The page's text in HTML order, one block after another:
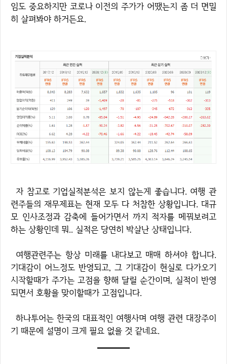
임도 중요하지만 코로나 이전의 주가가 어땠는지 좀 더 면밀
히 살펴봐야 하거든요.
자 참고로 기업실적분석은 보지 않는게 좋습니다. 여행 관
련주들의 재무제표는 현재 모두 다 처참한 상황입니다. 대규
모 인사조정과 감축에 들어가면서 까지 적자를 메꿔보려고
하는 상황인데 뭐.. 실적은 당연히 박살난 상태입니다.
여행관련주는 항상 미래를 내다보고 매매 하셔야 합니다.
기대감이 어느정도 반영되고, 그 기대감이 현실로 다가오기
시작할때가 주가는 고점을 향해 달릴 순간이며, 실적이 반영
되면서 호황을 맞이할때가 고점입니다.
하나투어는 한국의 대표적인 여행사며 여행 관련 대장주이
기 때문에 설명이 크게 필요 없을 것 같네요.